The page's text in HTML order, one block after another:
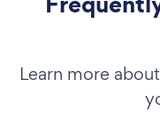
Learn more